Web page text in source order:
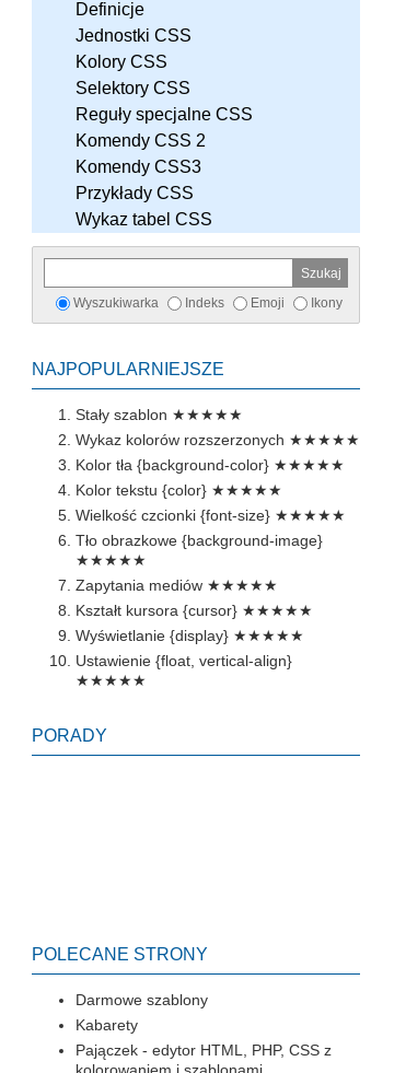
Definicje
Jednostki CSS
Kolory CSS
Selektory CSS
Reguły specjalne CSS
Komendy CSS 2
Komendy CSS3
Przykłady CSS
Wykaz tabel CSS
Wyszukiwarka Indeks Emoji Ikony
NAJPOPULARNIEJSZE
Stały szablon ★★★★★
Wykaz kolorów rozszerzonych ★★★★★
Kolor tła {background-color} ★★★★★
Kolor tekstu {color} ★★★★★
Wielkość czcionki {font-size} ★★★★★
Tło obrazkowe {background-image}
★★★★★
Zapytania mediów ★★★★★
Kształt kursora {cursor} ★★★★★
Wyświetlanie {display} ★★★★★
Ustawienie {float, vertical-align}
★★★★★
PORADY
POLECANE STRONY
Darmowe szablony
Kabarety
Pajączek - edytor HTML, PHP, CSS z